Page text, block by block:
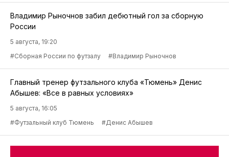
Владимир Рыночнов забил дебютный гол за сборную
России
5 августа, 19:20
#Сборная России по футзалу
#Владимир Рыночнов
Главный тренер футзального клуба «Тюмень» Денис
Абышев: «Все в равных условиях»
5 августа, 16:05
#Футзальный клуб Тюмень
#Денис Абышев